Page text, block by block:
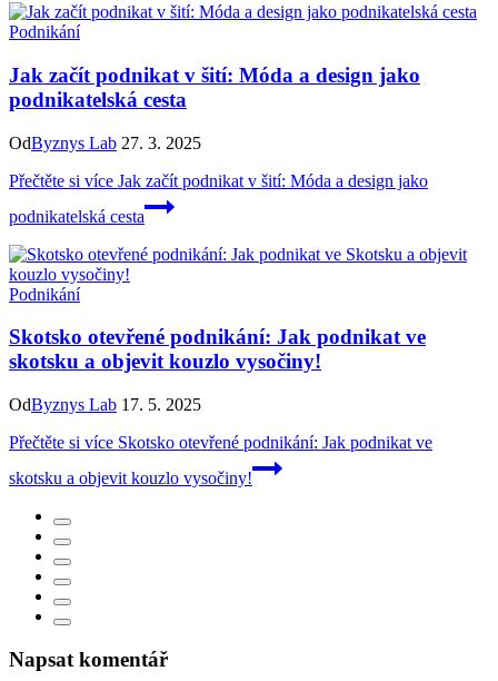
Podnikání
Jak začít podnikat v šití: Móda a design jako
podnikatelská cesta
OdByznys Lab 27. 3. 2025
Přečtěte si více Jak začít podnikat v šití: Móda a design jako
podnikatelská cesta
Podnikání
Skotsko otevřené podnikání: Jak podnikat ve
skotsku a objevit kouzlo vysočiny!
OdByznys Lab 17. 5. 2025
Přečtěte si více Skotsko otevřené podnikání: Jak podnikat ve
skotsku a objevit kouzlo vysočiny!
Napsat komentář